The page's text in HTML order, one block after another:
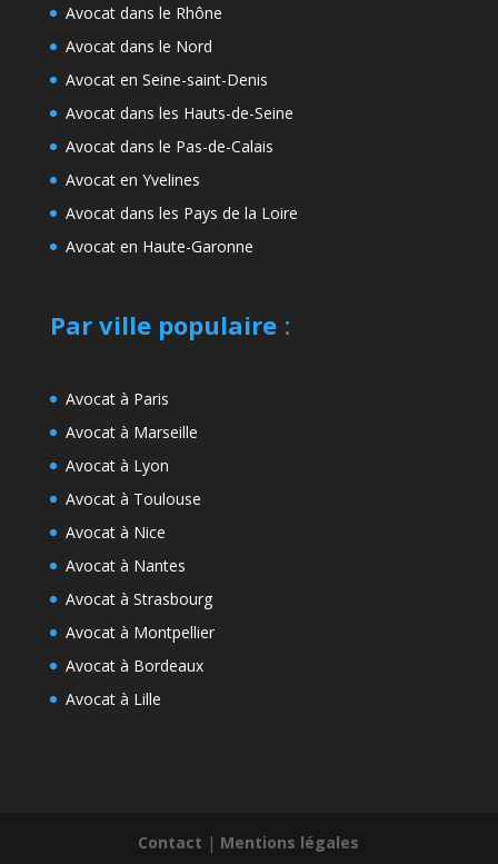
Avocat dans le Rhône
Avocat dans le Nord
Avocat en Seine-saint-Denis
Avocat dans les Hauts-de-Seine
Avocat dans le Pas-de-Calais
Avocat en Yvelines
Avocat dans les Pays de la Loire
Avocat en Haute-Garonne
Par ville populaire:
Avocat à Paris
Avocat à Marseille
Avocat à Lyon
Avocat à Toulouse
Avocat à Nice
Avocat à Nantes
Avocat à Strasbourg
Avocat à Montpellier
Avocat à Bordeaux
Avocat à Lille
Contact | Mentions légales